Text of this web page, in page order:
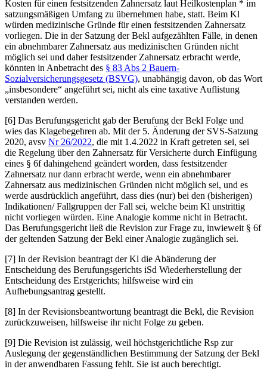
Kosten für einen festsitzenden Zahnersatz laut Heilkostenplan * im
satzungsmäßigen Umfang zu übernehmen habe, statt. Beim Kl
würden medizinische Gründe für einen festsitzenden Zahnersatz
vorliegen. Die in der Satzung der Bekl aufgezählten Fälle, in denen
ein abnehmbarer Zahnersatz aus medizinischen Gründen nicht
möglich sei und daher festsitzender Zahnersatz erbracht werde,
könnten in Anbetracht des § 83 Abs 2 Bauern-
Sozialversicherungsgesetz (BSVG), unabhängig davon, ob das Wort
„insbesondere“ angeführt sei, nicht als eine taxative Auflistung
verstanden werden.
[6] Das Berufungsgericht gab der Berufung der Bekl Folge und
wies das Klagebegehren ab. Mit der 5. Änderung der SVS-Satzung
2020, avsv Nr 26/2022, die mit 1.4.2022 in Kraft getreten sei, sei
die Regelung über den Zahnersatz für Versicherte durch Einfügung
eines § 6f dahingehend geändert worden, dass festsitzender
Zahnersatz nur dann erbracht werde, wenn ein abnehmbarer
Zahnersatz aus medizinischen Gründen nicht möglich sei, und es
werde ausdrücklich angeführt, dass dies (nur) bei den (bisherigen)
Indikationen/ Fallgruppen der Fall sei, welche beim Kl unstrittig
nicht vorliegen würden. Eine Analogie komme nicht in Betracht.
Das Berufungsgericht ließ die Revision zur Frage zu, inwieweit § 6f
der geltenden Satzung der Bekl einer Analogie zugänglich sei.
[7] In derRevision beantragt der Kl die Abänderung der
Entscheidung des Berufungsgerichts iSd Wiederherstellung der
Entscheidung des Erstgerichts; hilfsweise wird ein
Aufhebungsantrag gestellt.
[8] In derRevisionsbeantwortung beantragt die Bekl, die Revision
zurückzuweisen, hilfsweise ihr nicht Folge zu geben.
[9] Die Revision ist zulässig, weil höchstgerichtliche Rsp zur
Auslegung der gegenständlichen Bestimmung der Satzung der Bekl
in der anwendbaren Fassung fehlt. Sie ist auch berechtigt.